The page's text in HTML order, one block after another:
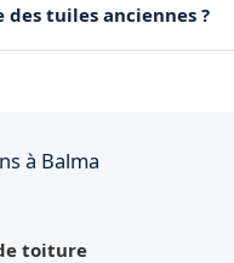
la résistance au gel.
tuiles anciennes ?
à Balma
toiture